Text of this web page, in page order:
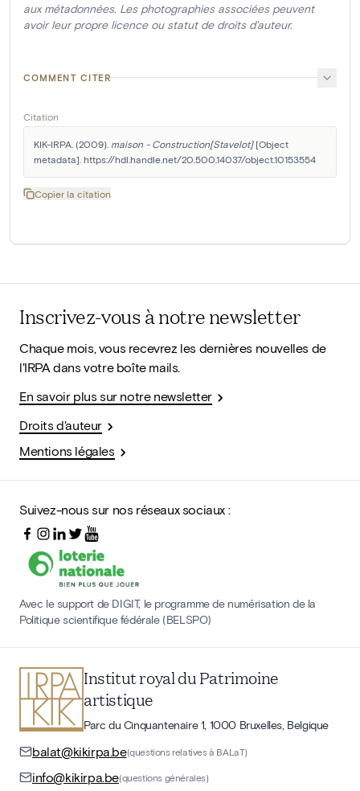
aux métadonnées. Les photographies associées peuvent
avoir leur propre licence ou statut de droits d'auteur.
COMMENT CITER
Citation
KIK-IRPA. (2009). maison - Construction[Stavelot] [Object
metadata]. https://hdl.handle.net/20.500.14037/object.10153554
Copier la citation
Inscrivez-vous à notre newsletter
Chaque mois, vous recevrez les dernières nouvelles de
l'IRPA dans votre boîte mails.
En savoir plus sur notre newsletter
Droits d'auteur
Mentions légales
Suivez-nous sur nos réseaux sociaux :
Avec le support de DIGIT, le programme de numérisation de la
Politique scientifique fédérale (BELSPO)
Institut royal du Patrimoine
artistique
Parc du Cinquantenaire 1, 1000 Bruxelles, Belgique
balat@kikirpa.be(questions relatives à BALaT)
info@kikirpa.be(questions générales)